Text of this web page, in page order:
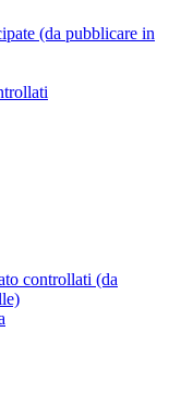
(da pubblicare in
controllati (da